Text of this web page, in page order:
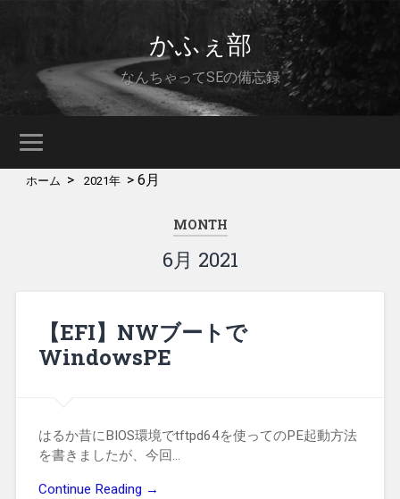
かふぇ部
なんちゃってSEの備忘録
ホーム > 2021年 >6月
MONTH
6月 2021
【EFI】NWブートで
WindowsPE
はるか昔にBIOS環境でtftpd64を使ってのPE起動方法
を書きましたが、今回…
Continue Reading →